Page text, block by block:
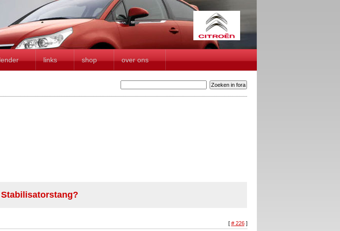
links shop over ons
Stabilisatorstang?
[ # 226]